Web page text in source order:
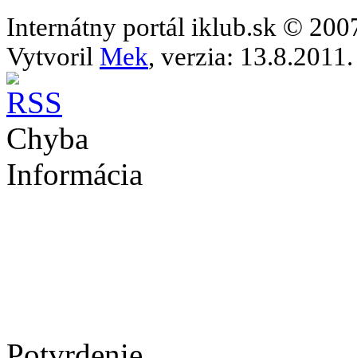
Internátny portál iklub.sk ©
Vytvoril Mek, verzia: 13.8.2011.
Chyba
Informácia